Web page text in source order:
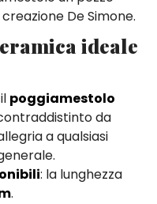
De Simone.
ideale
poggiamestolo
da
a qualsiasi
: la lunghezza
.